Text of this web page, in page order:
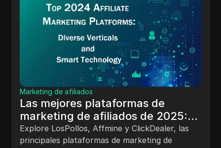
de afiliados
plataformas de
de afiliados de 2025:
verticales y tecnología
Affmine y ClickDealer, las
plataformas de marketing de
escuela
Obtén